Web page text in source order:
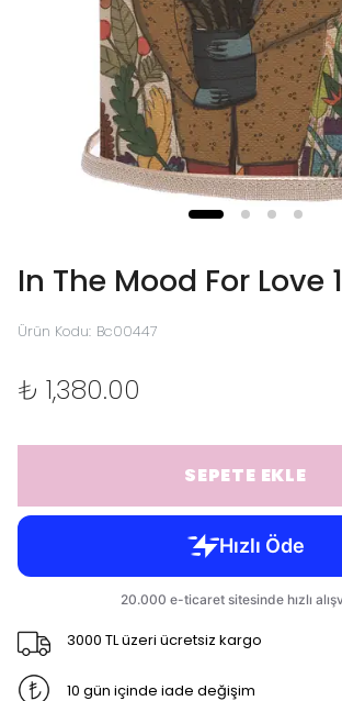
In The Mood For Love 1
Ürün Kodu: Bc00447
₺ 1,380.00
SEPETE EKLE
3000 TL üzeri ücretsiz kargo
10 gün içinde iade değişim